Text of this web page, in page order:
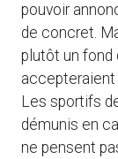
pouvoir
de concret.
plutôt un fond
accepteraient
Les sportifs
démunis en
ne pensent